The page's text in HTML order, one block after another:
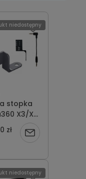
stopka
X3/X2
do
Wireless
zł
niedostępny
Powiadom
dostępności
niedostępny